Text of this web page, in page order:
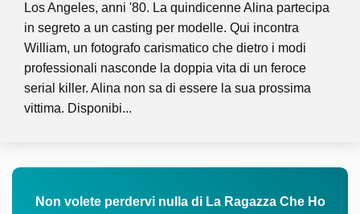
Los Angeles, anni '80. La quindicenne Alina partecipa
in segreto a un casting per modelle. Qui incontra
William, un fotografo carismatico che dietro i modi
professionali nasconde la doppia vita di un feroce
serial killer. Alina non sa di essere la sua prossima
vittima. Disponibi...
Non volete perdervi nulla di La Ragazza Che Ho